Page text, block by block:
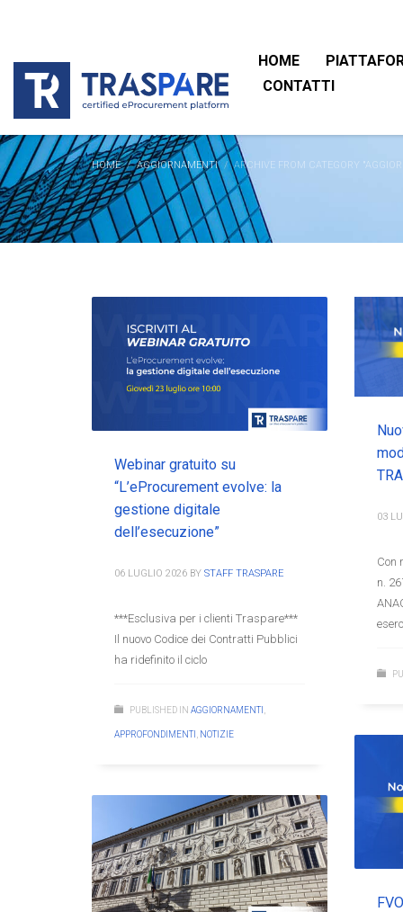
HOME
CONTATTI
HOME AGGIORNAMENTI ARCHIVE FROM CATEGORY
Webinar gratuito su
“L’eProcurement evolve: la
gestione digitale
dell’esecuzione”
06 LUGLIO 2026 BY STAFF TRASPARE
***Esclusiva per i clienti Traspare***
Il nuovo Codice dei Contratti Pubblici
ha ridefinito il ciclo
PUBLISHED IN AGGIORNAMENTI
APPROFONDIMENTI NOTIZIE
03
Con
n.